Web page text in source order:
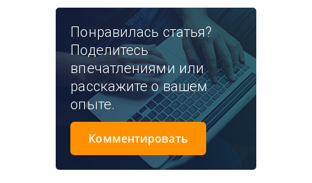
Понравилась статья?
Поделитесь
впечатлениями или
расскажите о вашем
опыте.
Комментировать